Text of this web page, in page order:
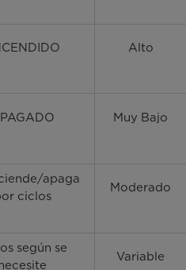
Alto
Muy Bajo
apaga
ciclos
Moderado
según se
Variable